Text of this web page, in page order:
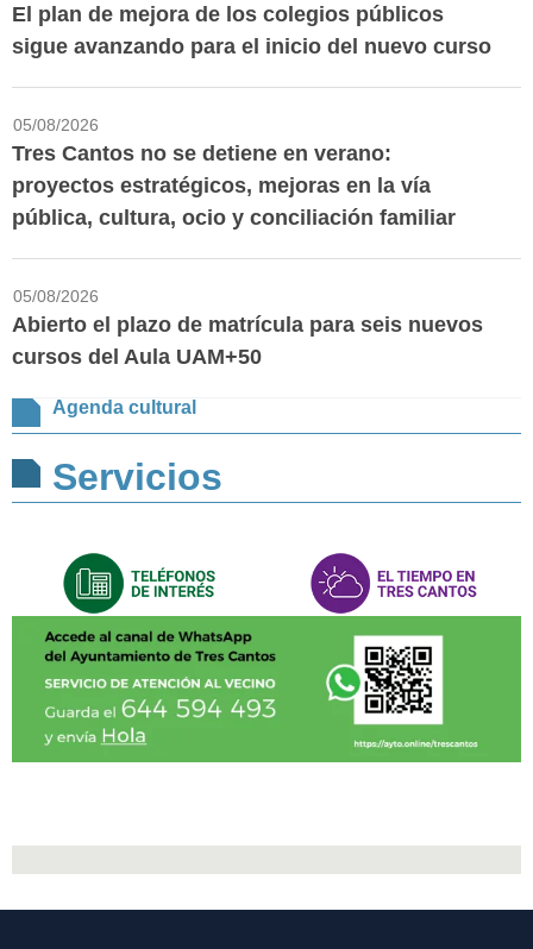
El plan de mejora de los colegios públicos
sigue avanzando para el inicio del nuevo curso
05/08/2026
Tres Cantos no se detiene en verano:
proyectos estratégicos, mejoras en la vía
pública, cultura, ocio y conciliación familiar
05/08/2026
Abierto el plazo de matrícula para seis nuevos
cursos del Aula UAM+50
Agenda cultural
Servicios